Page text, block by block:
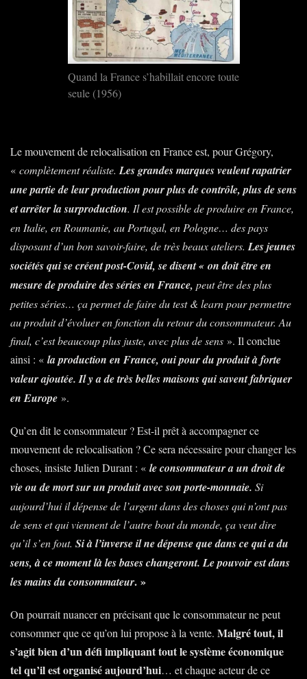
Quand la France s’habillait encore toute
seule (1956)
Le mouvement de relocalisation en France est, pour Grégory,
« complètement réaliste.Les grandes marques veulent rapatrier
une partie de leur production pour plus de contrôle, plus de sens
et arrêter la surproduction. Il est possible de produire en France,
en Italie, en Roumanie, au Portugal, en Pologne… des pays
disposant d’un bon savoir-faire, de très beaux ateliers.Les jeunes
sociétés qui se créent post-Covid, se disent « on doit être en
mesure de produire des séries en France, peut être des plus
petites séries… ça permet de faire du test & learn pour permettre
au produit d’évoluer en fonction du retour du consommateur. Au
final, c’est beaucoup plus juste, avec plus de sens ». Il conclue
ainsi : « la production en France, oui pour du produit à forte
valeur ajoutée. Il y a de très belles maisons qui savent fabriquer
en Europe ».
Qu’en dit le consommateur ? Est-il prêt à accompagner ce
mouvement de relocalisation ? Ce sera nécessaire pour changer les
choses, insiste Julien Durant : « le consommateur a un droit de
vie ou de mort sur un produit avec son porte-monnaie. Si
aujourd’hui il dépense de l’argent dans des choses qui n’ont pas
de sens et qui viennent de l’autre bout du monde, ça veut dire
qu’il s’en fout. Si à l’inverse il ne dépense que dans ce qui a du
sens, à ce moment là les bases changeront. Le pouvoir est dans
les mains du consommateur. »
On pourrait nuancer en précisant que le consommateur ne peut
consommer que ce qu’on lui propose à la vente. Malgré tout, il
s’agit bien d’un défi impliquant tout le système économique
tel qu’il est organisé aujourd’hui… et chaque acteur de ce